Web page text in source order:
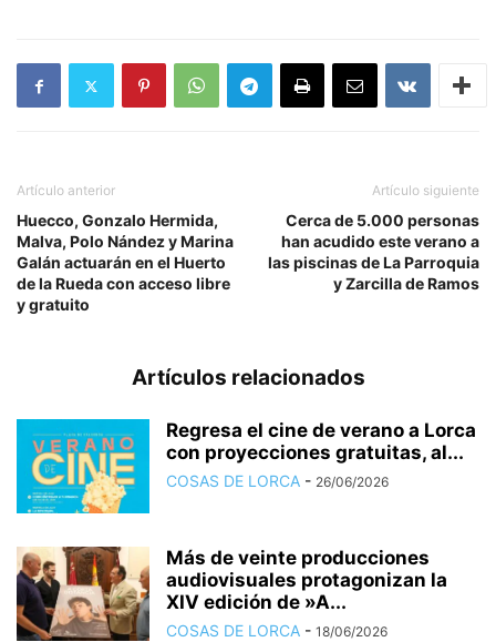
Artículo anterior
Huecco, Gonzalo Hermida,
Malva, Polo Nández y Marina
Galán actuarán en el Huerto
de la Rueda con acceso libre
y gratuito
Artículo siguiente
Cerca de 5.000 personas
han acudido este verano a
las piscinas de La Parroquia
y Zarcilla de Ramos
Artículos relacionados
Regresa el cine de verano a Lorca
con proyecciones gratuitas, al...
COSAS DE LORCA - 26/06/2026
Más de veinte producciones
audiovisuales protagonizan la
XIV edición de »A...
COSAS DE LORCA - 18/06/2026